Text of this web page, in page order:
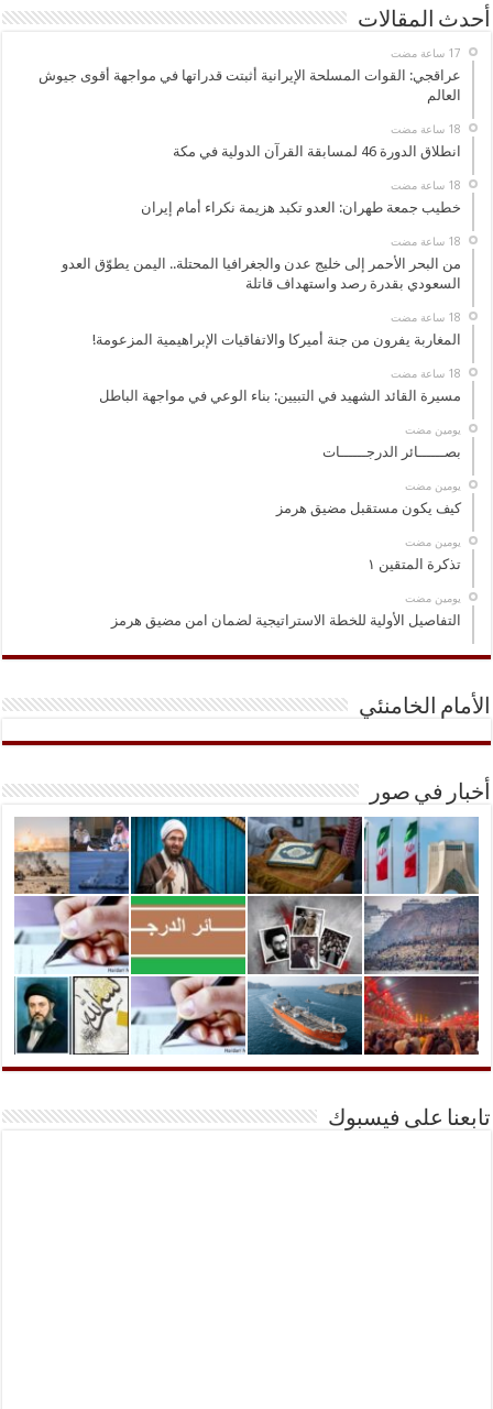
أحدث المقالات
عراقجي: القوات المسلحة الإيرانية أثبتت قدراتها في مواجهة أقوى جيوش
العالم
انطلاق الدورة 46 لمسابقة القرآن الدولية في مكة
خطيب جمعة طهران: العدو تكبد هزيمة نكراء أمام إيران
من البحر الأحمر إلى خليج عدن والجغرافيا المحتلة.. اليمن يطوّق العدو
السعودي بقدرة رصد واستهداف قاتلة
المغاربة يفرون من جنة أميركا والاتفاقيات الإبراهيمية المزعومة!
مسيرة القائد الشهيد في التبيين: بناء الوعي في مواجهة الباطل
‏يومين مضت
بصــــــائر الدرجــــــات
‏يومين مضت
كيف يكون مستقبل مضيق هرمز
‏يومين مضت
تذكرة المتقين ١
‏يومين مضت
التفاصيل الأولية للخطة الاستراتيجية لضمان امن مضيق هرمز
الأمام الخامنئي
أخبار في صور
تابعنا على فيسبوك